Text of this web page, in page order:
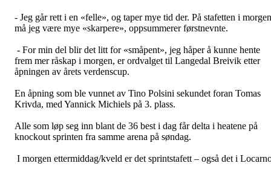
- Jeg går rett i en «felle», og taper mye tid der. På stafetten i morgen
må jeg være mye «skarpere», oppsummerer førstnevnte.
- For min del blir det litt for «småpent», jeg håper å kunne hente
frem mer råskap i morgen, er ordvalget til Langedal Breivik etter
åpningen av årets verdenscup.
En åpning som ble vunnet av Tino Polsini sekundet foran Tomas
Krivda, med Yannick Michiels på 3. plass.
Alle som løp seg inn blant de 36 best i dag får delta i heatene på
knockout sprinten fra samme arena på søndag.
I morgen ettermiddag/kveld er det sprintstafett – også det i